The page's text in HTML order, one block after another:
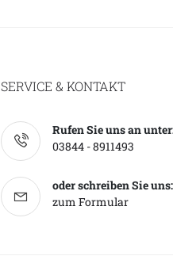
SERVICE & KONTAKT
Rufen Sie uns an
03844 - 8911493
oder schreiben Sie uns:
zum Formular